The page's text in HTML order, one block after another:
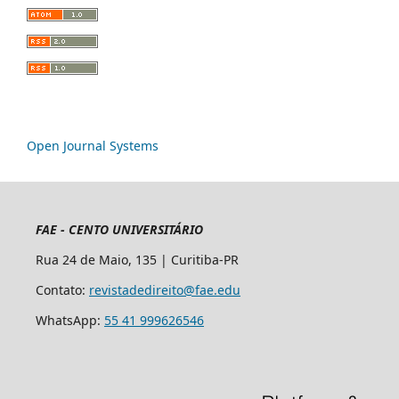
Open Journal Systems
FAE - CENTO UNIVERSITÁRIO
Rua 24 de Maio, 135 | Curitiba-PR
Contato: revistadedireito@fae.edu
WhatsApp: 55 41 999626546